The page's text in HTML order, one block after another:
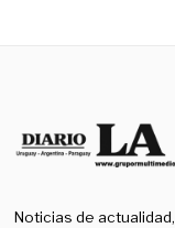
Noticias de actualidad,